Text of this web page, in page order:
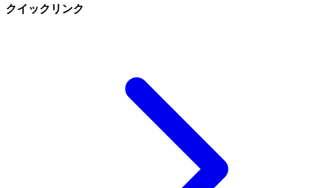
クイックリンク